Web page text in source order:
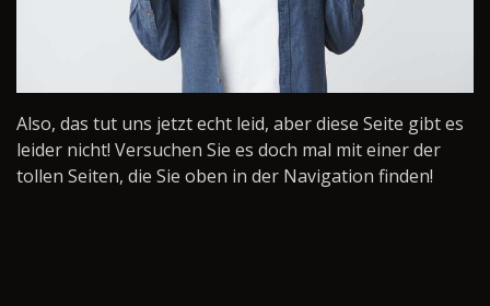
Also, das tut uns jetzt echt leid, aber diese Seite gibt es
leider nicht! Versuchen Sie es doch mal mit einer der
tollen Seiten, die Sie oben in der Navigation finden!